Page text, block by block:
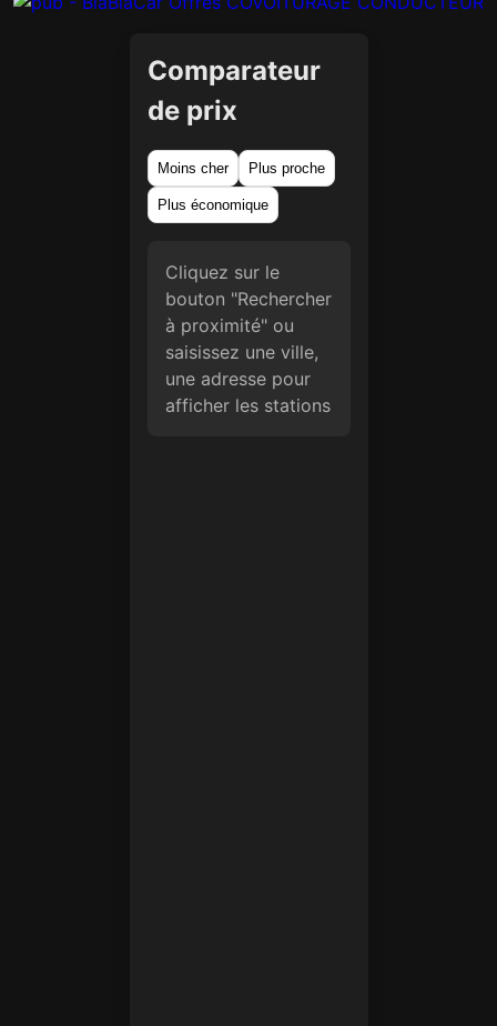
Comparateur
de prix
Moins cher Plus proche
Plus économique
Cliquez sur le
bouton "Rechercher
à proximité" ou
saisissez une ville,
une adresse pour
afficher les stations